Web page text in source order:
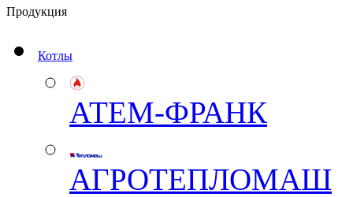
Продукция
Котлы
АТЕМ-ФРАНК
АГРОТЕПЛОМАШ